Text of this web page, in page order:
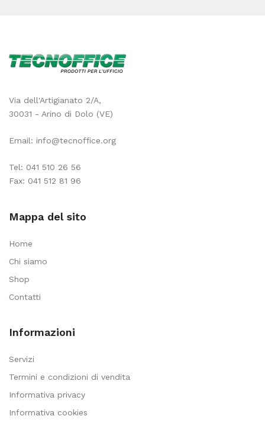
Via dell'Artigianato 2/A,
30031 - Arino di Dolo (VE)
Email: info@tecnoffice.org
Tel: 041 510 26 56
Fax: 041 512 81 96
Mappa del sito
Home
Chi siamo
Shop
Contatti
Informazioni
Servizi
Termini e condizioni di vendita
Informativa privacy
Informativa cookies